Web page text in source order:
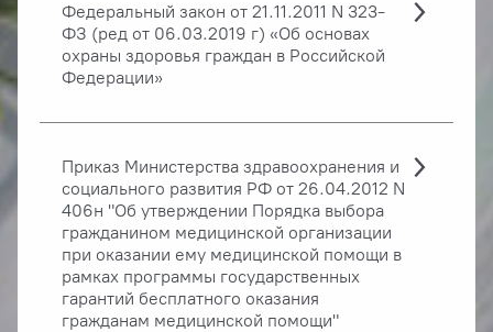
Федеральный закон от 21.11.2011 N 323-
ФЗ (ред от 06.03.2019 г) «Об основах
охраны здоровья граждан в Российской
Федерации»
Приказ Министерства здравоохранения и
социального развития РФ от 26.04.2012 N
406н "Об утверждении Порядка выбора
гражданином медицинской организации
при оказании ему медицинской помощи в
рамках программы государственных
гарантий бесплатного оказания
гражданам медицинской помощи"